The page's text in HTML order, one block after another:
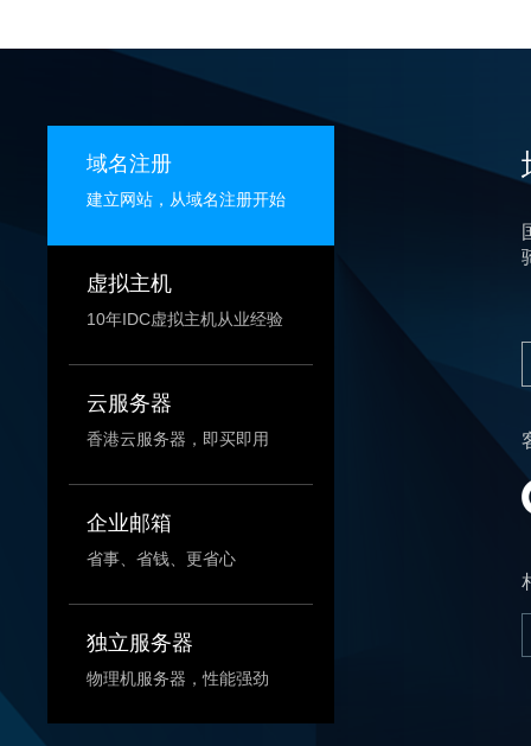
域名注册
建立网站，从域名注册开始
虚拟主机
10年IDC虚拟主机从业经验
云服务器
香港云服务器，即买即用
企业邮箱
省事、省钱、更省心
独立服务器
物理机服务器，性能强劲